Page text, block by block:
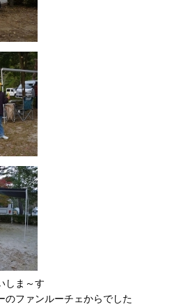
しま～す
のファンルーチェからでした